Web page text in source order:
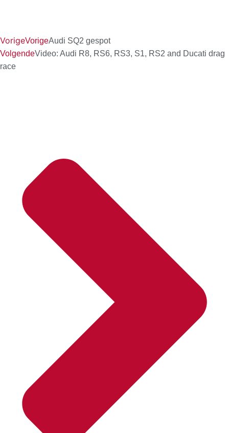
VorigeVorigeAudi SQ2 gespot
VolgendeVideo: Audi R8, RS6, RS3, S1, RS2 and Ducati drag
race